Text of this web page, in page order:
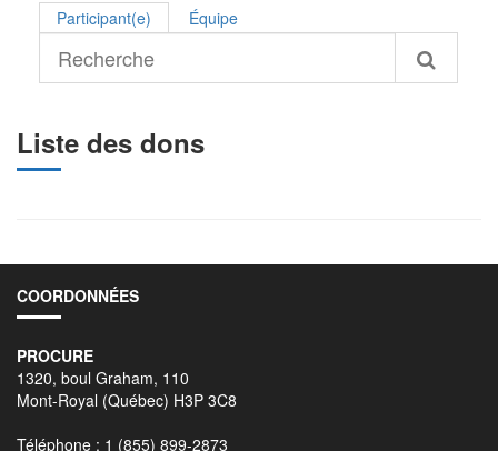
Participant(e) Équipe
Liste des dons
COORDONNÉES
PROCURE
1320, boul Graham, 110
Mont-Royal (Québec) H3P 3C8
Téléphone : 1 (855) 899-2873